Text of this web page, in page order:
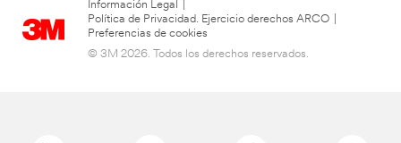
Información Legal
Política de Privacidad. Ejercicio derechos ARCO
Preferencias de cookies
© 3M 2026. Todos los derechos reservados.